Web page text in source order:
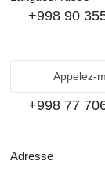
+998 90
Appelez-
+998 77
Adresse